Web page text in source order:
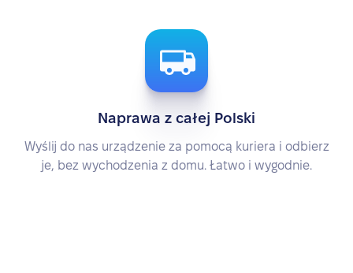
Naprawa z całej Polski
Wyślij do nas urządzenie za pomocą kuriera i odbierz
je, bez wychodzenia z domu. Łatwo i wygodnie.